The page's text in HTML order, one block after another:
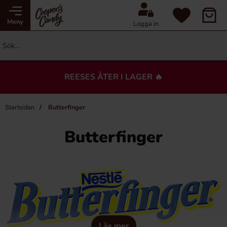
Meny Logga in
REESES ÅTER I LAGER 🔥
Startsidan Butterfinger
Butterfinger